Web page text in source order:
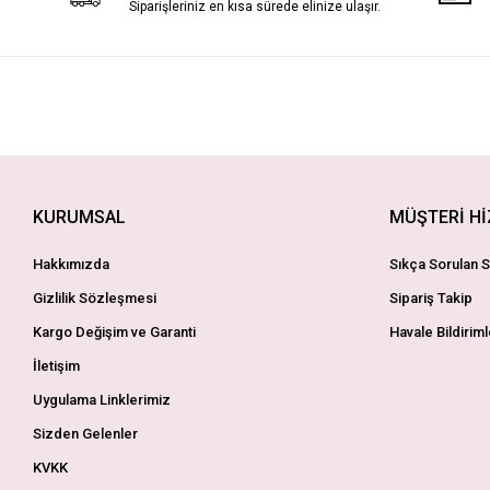
Siparişleriniz en kısa sürede elinize ulaşır.
KURUMSAL
Hakkımızda
Gizlilik Sözleşmesi
Kargo Değişim ve Garanti
İletişim
Uygulama Linklerimiz
Sizden Gelenler
KVKK
MÜŞTERİ
Sıkça Sorulan
Sipariş Takip
Havale